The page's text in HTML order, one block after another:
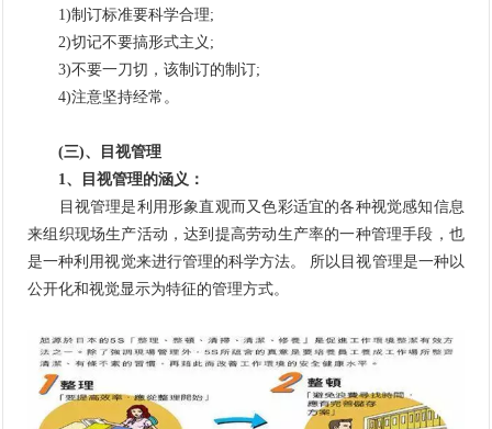
1)制订标准要科学合理;
2)切记不要搞形式主义;
3)不要一刀切，该制订的制订;
4)注意坚持经常。
(三)、目视管理
1、目视管理的涵义：
目视管理是利用形象直观而又色彩适宜的各种视觉感知信息
来组织现场生产活动，达到提高劳动生产率的一种管理手段，也
是一种利用视觉来进行管理的科学方法。 所以目视管理是一种以
公开化和视觉显示为特征的管理方式。